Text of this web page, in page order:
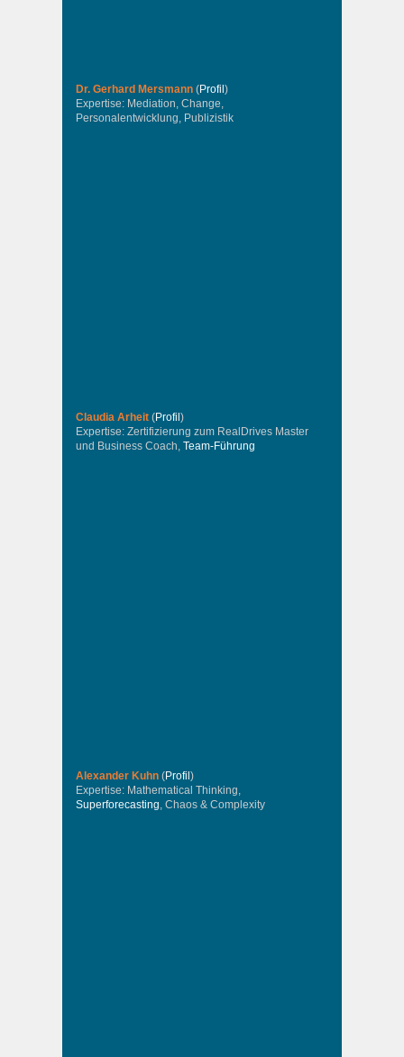
Dr. Gerhard Mersmann (Profil )
Expertise: Mediation, Change,
Personalentwicklung, Publizistik
Claudia Arheit (Profil )
Expertise: Zertifizierung zum RealDrives Master
und Business Coach, Team-Führung
Alexander Kuhn (Profil)
Expertise: Mathematical Thinking,
Superforecasting , Chaos & Complexity